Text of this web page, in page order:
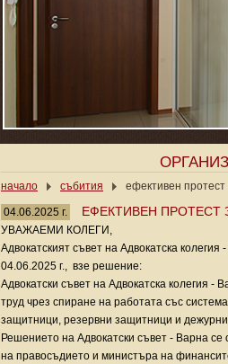
начало събития ефективен
04.06.2025 г. ЕФЕКТИВЕН ПРОТЕСТ
УВАЖАЕМИ КОЛЕГИ,
Адвокатският съвет на Адвокатска
04.06.2025 г., взе решение:
Адвокатски съвет на Адвокатска колегия -
труд чрез спиране на работата със
защитници, резервни защитници и дежурни
Решението на Адвокатски съвет - Варна
на правосъдието и министъра на